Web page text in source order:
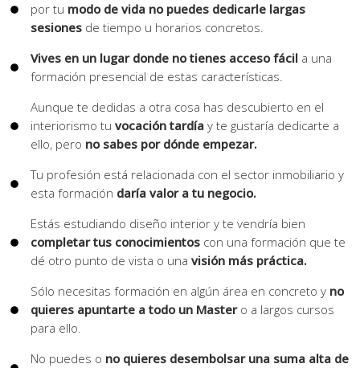
por tu modo de vida no puedes dedicarle largas
sesionesde tiempo u horarios concretos.
Vives en un lugar donde no tienes acceso fácila una
formación presencial de estas características.
Aunque te dedidas a otra cosa has descubierto en el
interiorismo tu vocación tardíay te gustaría dedicarte a
ello, pero no sabes por dónde empezar.
Tu profesión está relacionada con el sector inmobiliario y
esta formación daría valor a tu negocio.
Estás estudiando diseño interior y te vendría bien
completar tus conocimientoscon una formación que te
dé otro punto de vista o una visión más práctica.
Sólo necesitas formación en algún área en concreto y no
quieres apuntarte a todo un Mastero a largos cursos
para ello.
No puedes o no quieres desembolsar una suma alta de